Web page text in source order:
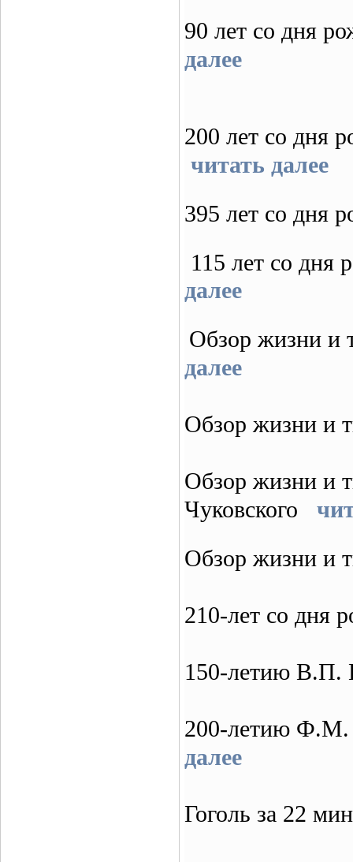
90 лет со дня
далее
200 лет со дня
читать далее
395 лет со дня
115 лет со дня
далее
Обзор жизни
далее
Обзор жизни и
Обзор жизни и
Чуковского
Обзор жизни и
210-лет со дня
150-летию В.П.
200-летию Ф.М.
далее
Гоголь за 22